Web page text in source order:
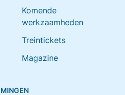
Komende
werkzaamheden
Treintickets
Magazine